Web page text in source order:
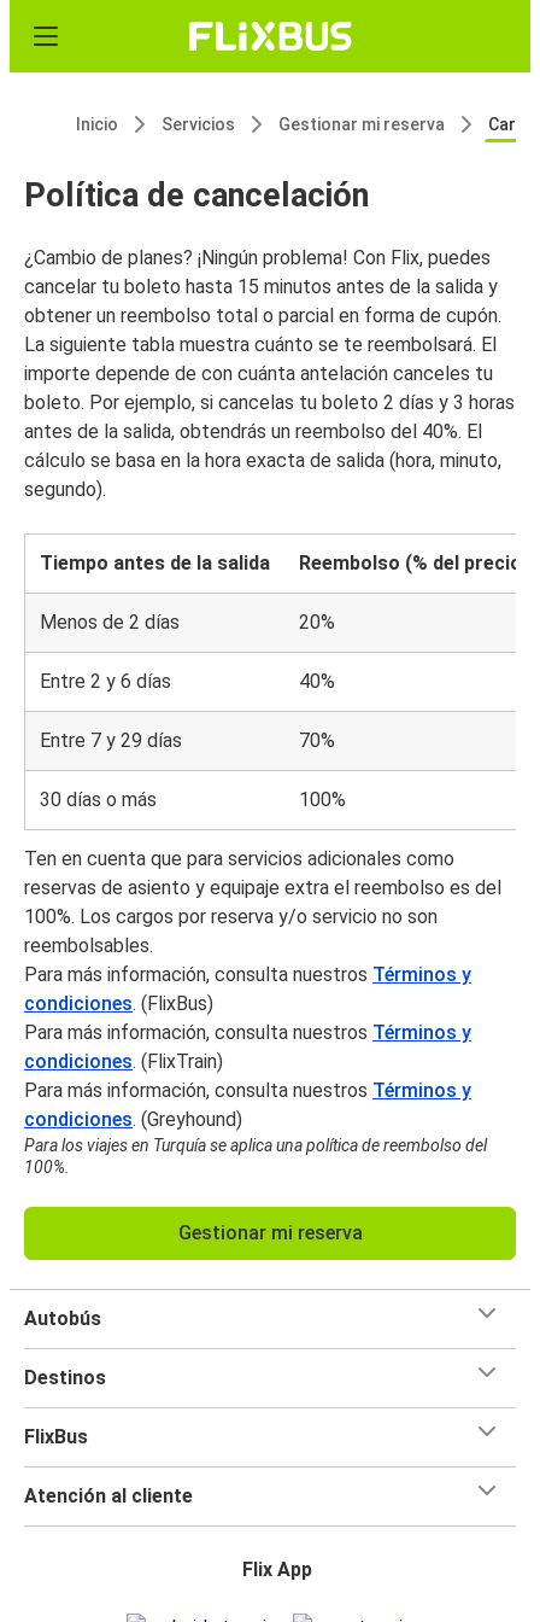
Inicio Servicios Gestionar mi reserva
Política de cancelación
¿Cambio de planes? ¡Ningún problema! Con Flix, puedes
cancelar tu boleto hasta 15 minutos antes de la salida y
obtener un reembolso total o parcial en forma de cupón.
La siguiente tabla muestra cuánto se te reembolsará. El
importe depende de con cuánta antelación canceles tu
boleto. Por ejemplo, si cancelas tu boleto 2 días y 3 horas
antes de la salida, obtendrás un reembolso del 40%. El
cálculo se basa en la hora exacta de salida (hora, minuto,
segundo).
Tiempo antes de la salida Reembolso (% del precio
Menos de 2 días 20%
Entre 2 y 6 días 40%
Entre 7 y 29 días 70%
30 días o más 100%
Ten en cuenta que para servicios adicionales como
reservas de asiento y equipaje extra el reembolso es del
100%. Los cargos por reserva y/o servicio no son
reembolsables.
Para más información, consulta nuestros Términos y
condiciones. (FlixBus)
Para más información, consulta nuestros Términos y
condiciones. (FlixTrain)
Para más información, consulta nuestros Términos y
condiciones. (Greyhound)
Para los viajes en Turquía se aplica una política de reembolso del
100%.
Gestionar mi reserva
Autobús
Destinos
FlixBus
Atención al cliente
Flix App